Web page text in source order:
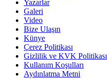
Yazarlar
Galeri
Video
Bize Ulaşın
Künye
Çerez Politikası
Gizlilik ve KVK Politikası
Kullanım Koşulları
Aydınlatma Metni